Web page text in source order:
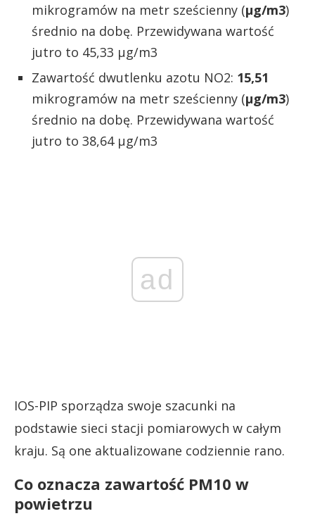
mikrogramów na metr sześcienny (µg/m3)
średnio na dobę. Przewidywana wartość
jutro to 45,33 µg/m3
Zawartość dwutlenku azotu NO2: 15,51
mikrogramów na metr sześcienny (µg/m3)
średnio na dobę. Przewidywana wartość
jutro to 38,64 µg/m3
ad
IOS-PIP sporządza swoje szacunki na
podstawie sieci stacji pomiarowych w całym
kraju. Są one aktualizowane codziennie rano.
Co oznacza zawartość PM10 w
powietrzu